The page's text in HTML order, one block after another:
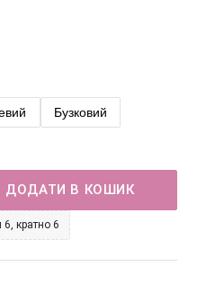
Бузковий
ДОДАТИ В КОШИК
6, кратно 6